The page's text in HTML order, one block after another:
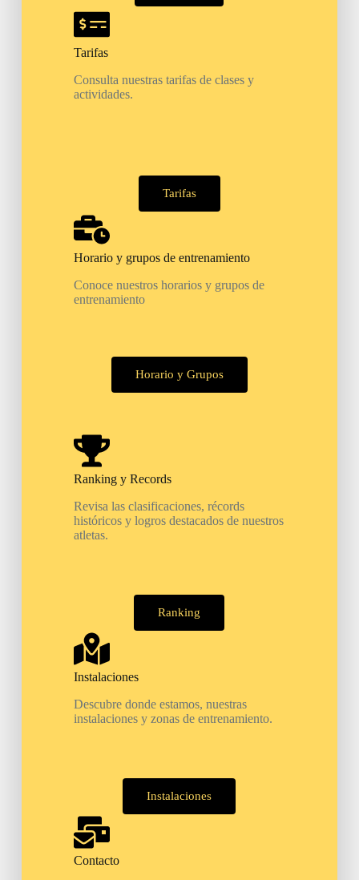
Tarifas
Consulta nuestras tarifas de clases y
actividades.
Tarifas
Horario y grupos de entrenamiento
Conoce nuestros horarios y grupos de
entrenamiento
Horario y Grupos
Ranking y Records
Revisa las clasificaciones, récords
históricos y logros destacados de nuestros
atletas.
Ranking
Instalaciones
Descubre donde estamos, nuestras
instalaciones y zonas de entrenamiento.
Instalaciones
Contacto